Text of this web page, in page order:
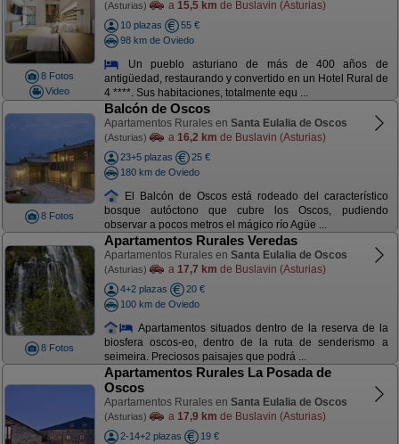
8 Fotos
Video
(Asturias) a 15,5 km de Buslavin (Asturias)
10 plazas
55 €
98 km de Oviedo
Un pueblo asturiano de más de 400 años de
antigüedad, restaurando y convertido en un Hotel Rural de
4 ****. Sus habitaciones, totalmente equ ...
8 Fotos
Balcón de Oscos
Apartamentos Rurales en Santa Eulalia de Oscos
(Asturias) a 16,2 km de Buslavin (Asturias)
23+5 plazas
25 €
180 km de Oviedo
El Balcón de Oscos está rodeado del característico
bosque autóctono que cubre los Oscos, pudiendo
observar a pocos metros el mágico río Agüe ...
8 Fotos
Apartamentos Rurales Veredas
Apartamentos Rurales en Santa Eulalia de Oscos
(Asturias) a 17,7 km de Buslavin (Asturias)
4+2 plazas
20 €
100 km de Oviedo
Apartamentos situados dentro de la reserva de la
biosfera oscos-eo, dentro de la ruta de senderismo a
seimeira. Preciosos paisajes que podrá ...
Apartamentos Rurales La Posada de
Oscos
Apartamentos Rurales en Santa Eulalia de Oscos
(Asturias) a 17,9 km de Buslavin (Asturias)
2-14+2 plazas
19 €